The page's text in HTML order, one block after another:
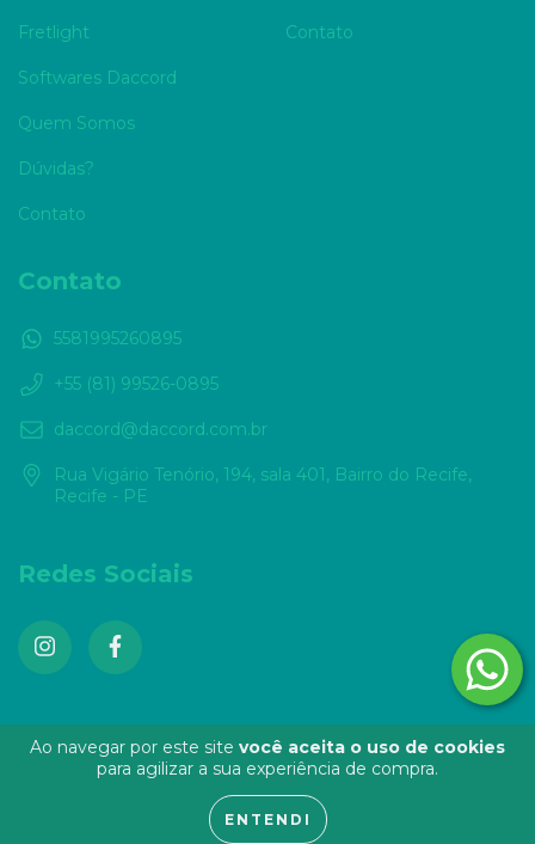
Ao navegar por este site você aceita o uso de cookies
para agilizar a sua experiência de compra.
ENTENDI
Fretlight
Softwares Daccord
Quem Somos
Dúvidas?
Contato
Contato
Contato
5581995260895
+55 (81) 99526-0895
daccord@daccord.com.br
Rua Vigário Tenório, 194, sala 401, Bairro do Recife,
Recife - PE
Redes Sociais
Copyright Daccord Music Software - 20401870000180 - 2026. Todos os